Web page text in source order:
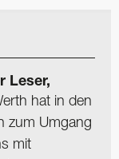
Leser,
hat in den
zum Umgang
mit